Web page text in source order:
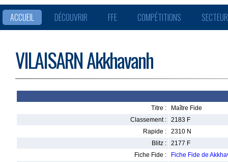
ACCUEIL DÉCOUVRIR FFE COMPÉTITIONS
VILAISARN Akkhavanh
Titre :
Maître Fide
Classement :
2183 F
Rapide :
2310 N
Blitz :
2177 F
Fiche Fide :
Fiche Fide de